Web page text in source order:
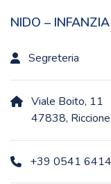
NIDO –
Segreteria
Viale Boito, 11
47838,
+39 0541